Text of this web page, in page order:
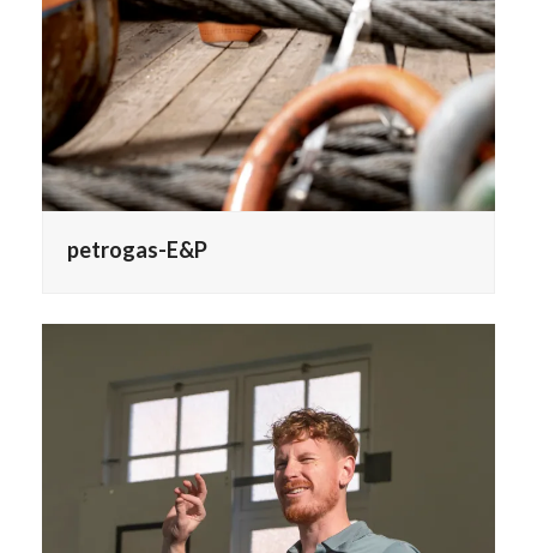
petrogas-E&P